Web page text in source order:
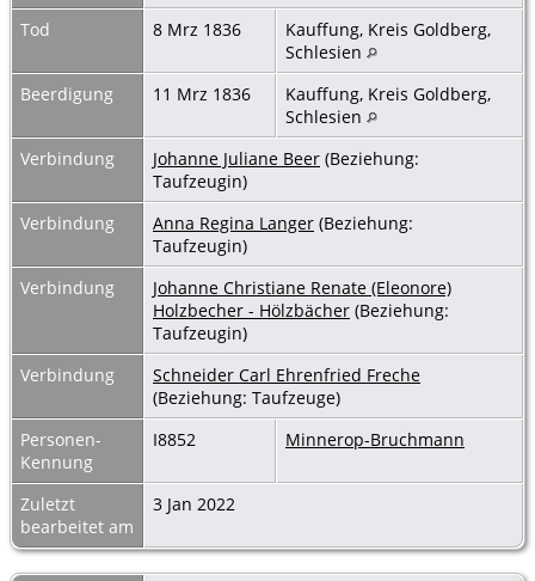
Tod
8 Mrz 1836
Kauffung, Kreis Goldberg,
Schlesien
Beerdigung
11 Mrz 1836
Kauffung, Kreis Goldberg,
Schlesien
Verbindung
Johanne Juliane Beer (Beziehung:
Taufzeugin)
Verbindung
Anna Regina Langer (Beziehung:
Taufzeugin)
Verbindung
Johanne Christiane Renate (Eleonore)
Holzbecher - Hölzbächer (Beziehung:
Taufzeugin)
Verbindung
Schneider Carl Ehrenfried Freche
(Beziehung: Taufzeuge)
Personen-
Kennung
I8852 Minnerop-Bruchmann
Zuletzt
bearbeitet am
3 Jan 2022